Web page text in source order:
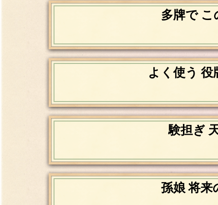
多牌で こ
よく使う
験担ぎ
孫娘 将来